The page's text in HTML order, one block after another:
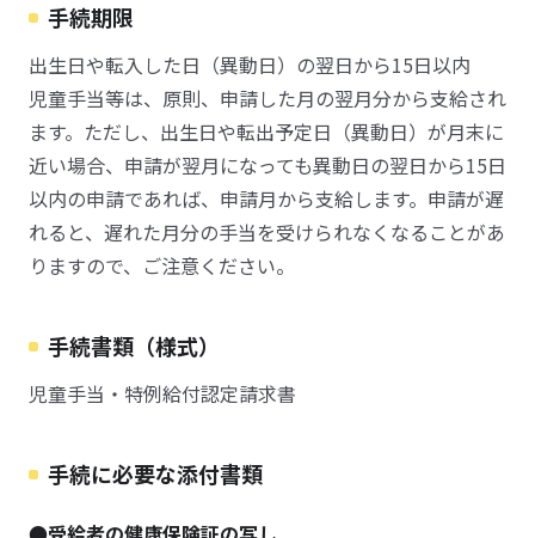
手続期限
出生日や転入した日（異動日）の翌日から15日以内
児童手当等は、原則、申請した月の翌月分から支給され
ます。ただし、出生日や転出予定日（異動日）が月末に
近い場合、申請が翌月になっても異動日の翌日から15日
以内の申請であれば、申請月から支給します。申請が遅
れると、遅れた月分の手当を受けられなくなることがあ
りますので、ご注意ください。
手続書類（様式）
児童手当・特例給付認定請求書
手続に必要な添付書類